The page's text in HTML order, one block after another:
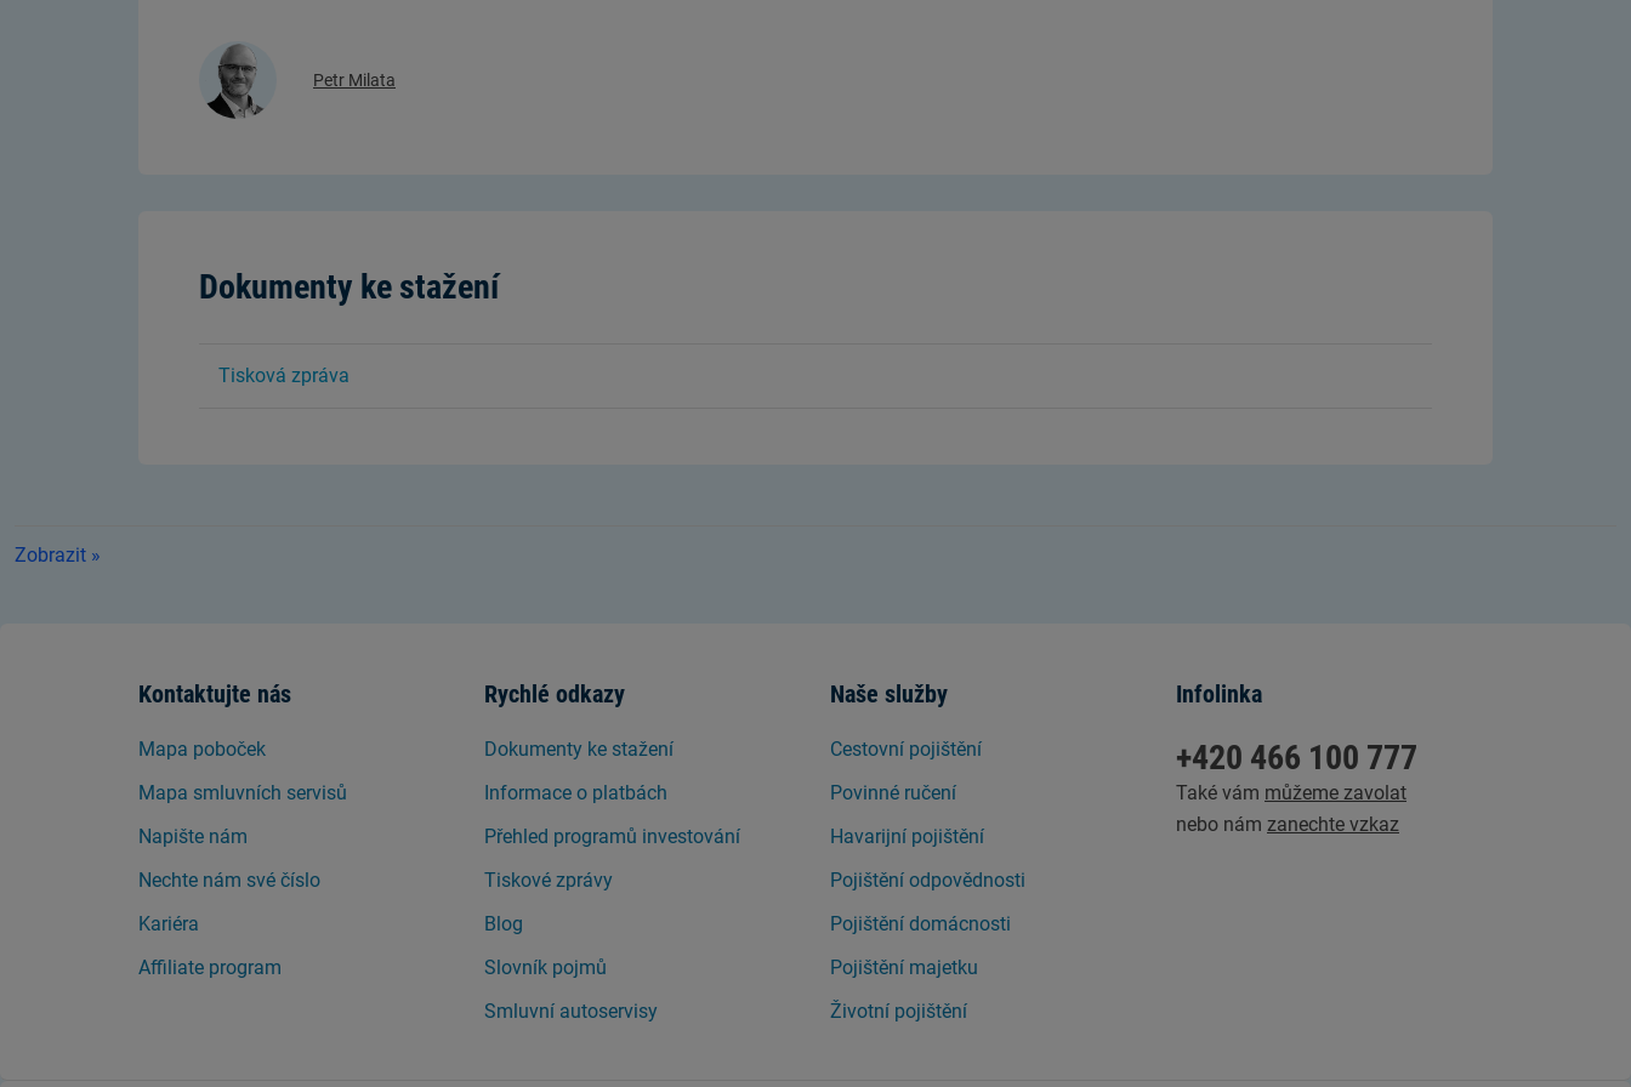
Petr Milata
Dokumenty ke stažení
Tisková zpráva
Zobrazit »
Kontaktujte nás
Mapa poboček
Mapa smluvních servisů
Napište nám
Nechte nám své číslo
Kariéra
Affiliate program
Rychlé odkazy
Dokumenty ke stažení
Informace o platbách
Přehled programů investování
Tiskové zprávy
Blog
Slovník pojmů
Smluvní autoservisy
Naše služby
Cestovní pojištění
Povinné ručení
Havarijní pojištění
Pojištění odpovědnosti
Pojištění domácnosti
Pojištění majetku
Životní pojištění
Infolinka
+420 466 100 777
Také vám můžeme zavolat
nebo nám zanechte vzkaz